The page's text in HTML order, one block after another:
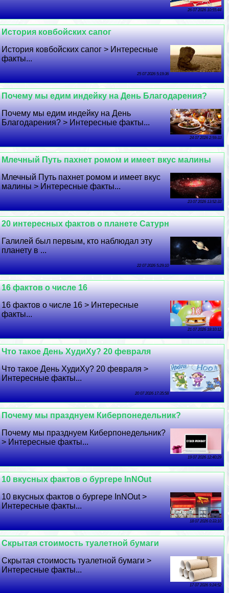
26 07 2026 10:55:44
История ковбойских сапог
История ковбойских сапог > Интересные
факты...
25 07 2026 5:19:36
Почему мы едим индейку на День Благодарения?
Почему мы едим индейку на День
Благодарения? > Интересные факты...
24 07 2026 2:59:33
Млечный Путь пахнет ромом и имеет вкус малины
Млечный Путь пахнет ромом и имеет вкус
малины > Интересные факты...
23 07 2026 13:52:33
20 интересных фактов о планете Сатурн
Галилей был первым, кто наблюдал эту
планету в ...
22 07 2026 5:29:10
16 фактов о числе 16
16 фактов о числе 16 > Интересные
факты...
21 07 2026 18:10:12
Что такое День ХудиХу? 20 февраля
Что такое День ХудиХу? 20 февраля >
Интересные факты...
20 07 2026 17:35:58
Почему мы празднуем Киберпонедельник?
Почему мы празднуем Киберпонедельник?
> Интересные факты...
19 07 2026 12:40:29
10 вкусных фактов о бургере InNOut
10 вкусных фактов о бургере InNOut >
Интересные факты...
18 07 2026 0:33:10
Скрытая стоимость туалетной бумаги
Скрытая стоимость туалетной бумаги >
Интересные факты...
17 07 2026 9:24:52